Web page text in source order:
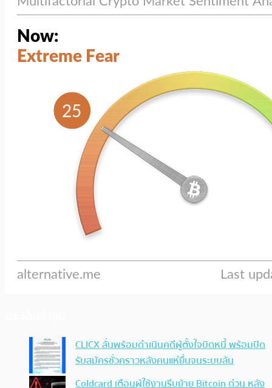
CLICX ลั่นพร้อมดำเนินคดีผู้ตั้งใจบิดหนี้ พร้อมปิด
รับสมัครชั่วคราวหลังคนแห่ยื่นจนระบบล้น
Coldcard เตือนผู้ใช้งานรีบย้าย Bitcoin ด่วน หลัง